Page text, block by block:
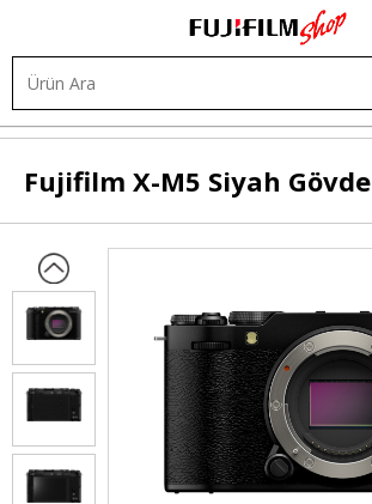
Fujifilm X-M5 Siyah Gövde